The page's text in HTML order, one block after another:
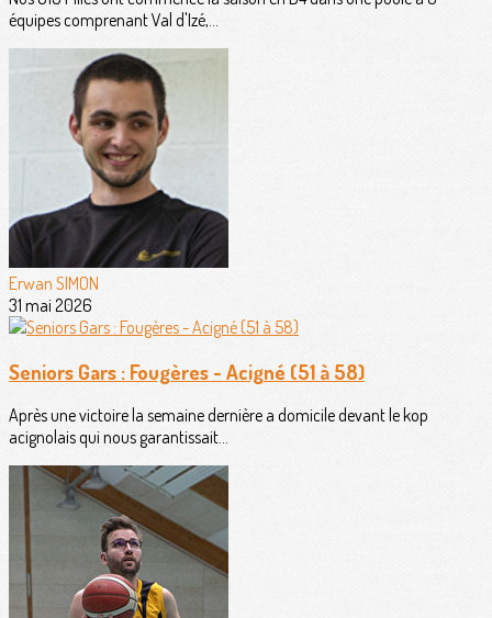
équipes comprenant Val d'Izé,...
Erwan SIMON
31 mai 2026
Seniors Gars : Fougères - Acigné (51 à 58)
Après une victoire la semaine dernière a domicile devant le kop
acignolais qui nous garantissait...